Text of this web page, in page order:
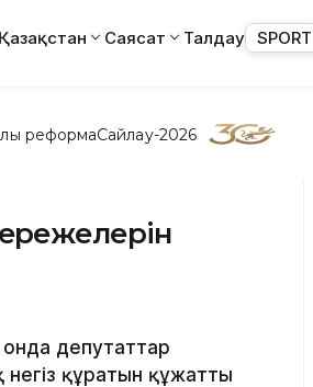
Қазақстан Саясат Талдау SPORT
реформаСайлау-2026
онда депутаттар
құратын құжатты